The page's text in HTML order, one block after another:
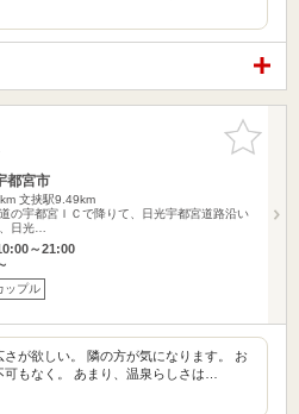
お気に入
りに追加
都宮市
文挟駅9.49km
の宇都宮ＩＣで降りて、日光宇都宮道路沿い
日光…
～21:00
ップル
さが欲しい。 隣の方が気になります。 お
もなく。 あまり、温泉らしさは…